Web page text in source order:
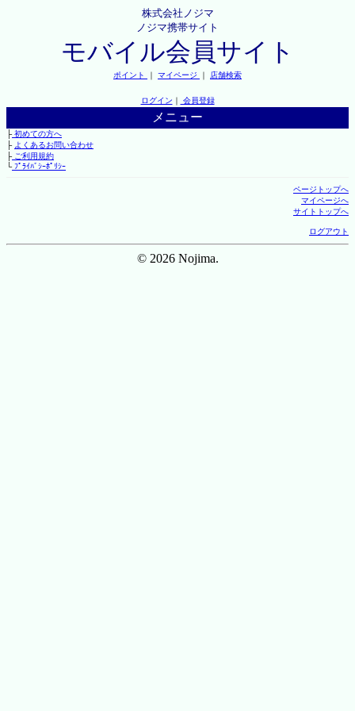
株式会社ノジマ
ノジマ携帯サイト
モバイル会員サイト
ポイント ｜ マイページ ｜ 店舗検索
ログイン ｜ 会員登録
メニュー
├初めての方へ
├ よくあるお問い合わせ
├ご利用規約
└ﾌﾟﾗｲﾊﾞｼｰﾎﾟﾘｼｰ
ページトップへ
マイページへ
サイトトップへ
ログアウト
© 2026 Nojima.